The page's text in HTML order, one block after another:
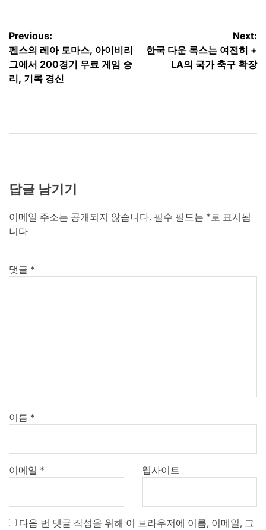
글
탐
색
Previous:
펜스의 레아 토마스, 아이비리
그에서 200경기 무료 게임 승
리, 기록 경신
Next:
한국 다운 록스는 여전히 +
LA의 국가 축구 확장
답글 남기기
이메일 주소는 공개되지 않습니다. 필수 필드는 * 로 표시됩
니다
댓글 *
이름 *
이메일 * 웹사이트
다음 번 댓글 작성을 위해 이 브라우저에 이름, 이메일, 그